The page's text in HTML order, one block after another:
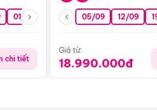
01/10 15/10 29/10
chi tiết
05/09 12/09
Giá từ:
18.990.000đ